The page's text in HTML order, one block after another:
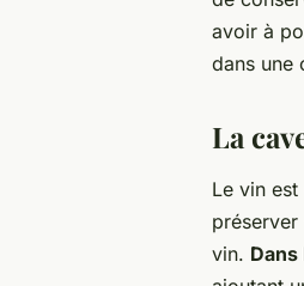
avoir à
dans une
La
Le vin
préserver
vin. Dans